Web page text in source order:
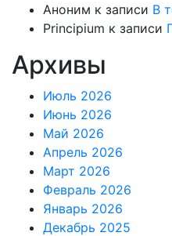
Аноним к записи В
Principium к записи
Архивы
Июль 2026
Июнь 2026
Май 2026
Апрель 2026
Март 2026
Февраль 2026
Январь 2026
Декабрь 2025